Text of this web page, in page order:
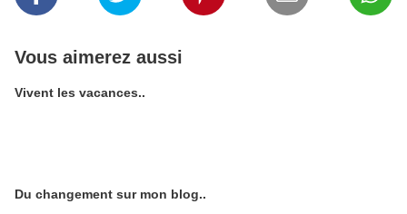
Vous aimerez aussi
Vivent les vacances..
Du changement sur mon blog..